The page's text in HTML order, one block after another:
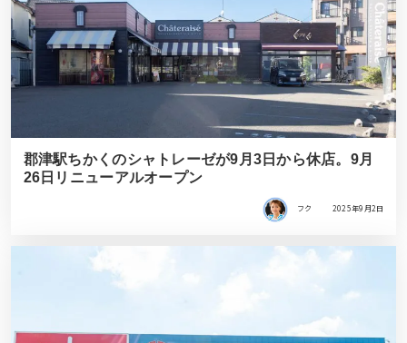
郡津駅ちかくのシャトレーゼが9月3日から休店。9月
26日リニューアルオープン
フク 2025年9月2日